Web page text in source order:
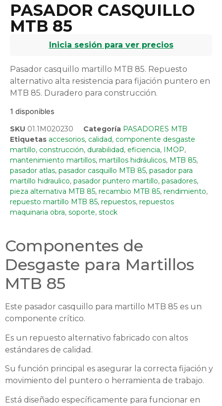
PASADOR CASQUILLO
MTB 85
Inicia sesión para ver precios
Pasador casquillo martillo MTB 85. Repuesto
alternativo alta resistencia para fijación puntero en
MTB 85. Duradero para construcción.
1 disponibles
SKU 01.1M020230 Categoría PASADORES MTB
Etiquetas accesorios, calidad, componente desgaste
martillo, construcción, durabilidad, eficiencia, IMOP,
mantenimiento martillos, martillos hidráulicos, MTB 85,
pasador atlas, pasador casquillo MTB 85, pasador para
martillo hidraulico, pasador puntero martillo, pasadores,
pieza alternativa MTB 85, recambio MTB 85, rendimiento,
repuesto martillo MTB 85, repuestos, repuestos
maquinaria obra, soporte, stock
Componentes de
Desgaste para Martillos
MTB 85
Este pasador casquillo para martillo MTB 85 es un
componente crítico.
Es un repuesto alternativo fabricado con altos
estándares de calidad.
Su función principal es asegurar la correcta fijación y
movimiento del puntero o herramienta de trabajo.
Está diseñado específicamente para funcionar en